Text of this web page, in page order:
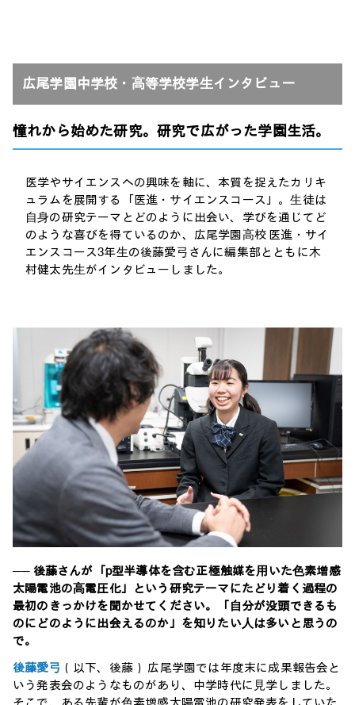
広尾学園中学校・⾼等学校学⽣インタビュー
憧れから始めた研究。研究で広がった学園生活。
医学やサイエンスへの興味を軸に、本質を捉えたカリキ
ュラムを展開する「医進・サイエンスコース」。⽣徒は
⾃⾝の研究テーマとどのように出会い、学びを通じてど
のような喜びを得ているのか、広尾学園⾼校 医進・サイ
エンスコース3年⽣の後藤愛⼸さんに編集部とともに⽊
村健太先⽣がインタビューしました。
── 後藤さんが「p型半導体を含む正極触媒を⽤いた⾊素増感
太陽電池の⾼電圧化」という研究テーマにたどり着く過程の
最初のきっかけを聞かせてください。「⾃分が没頭できるも
のにどのように出会えるのか」を知りたい⼈は多いと思うの
で。
後藤愛⼸ （以下、後藤） 広尾学園では年度末に成果報告会と
いう発表会のようなものがあり、中学時代に⾒学しました。